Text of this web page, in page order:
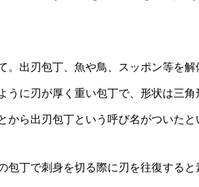
。出刃包丁、魚や鳥、スッポン等を
うに刃が厚く重い包丁で、形状は三
から出刃包丁という呼び名がついたと
包丁で刺身を切る際に刃を往復する